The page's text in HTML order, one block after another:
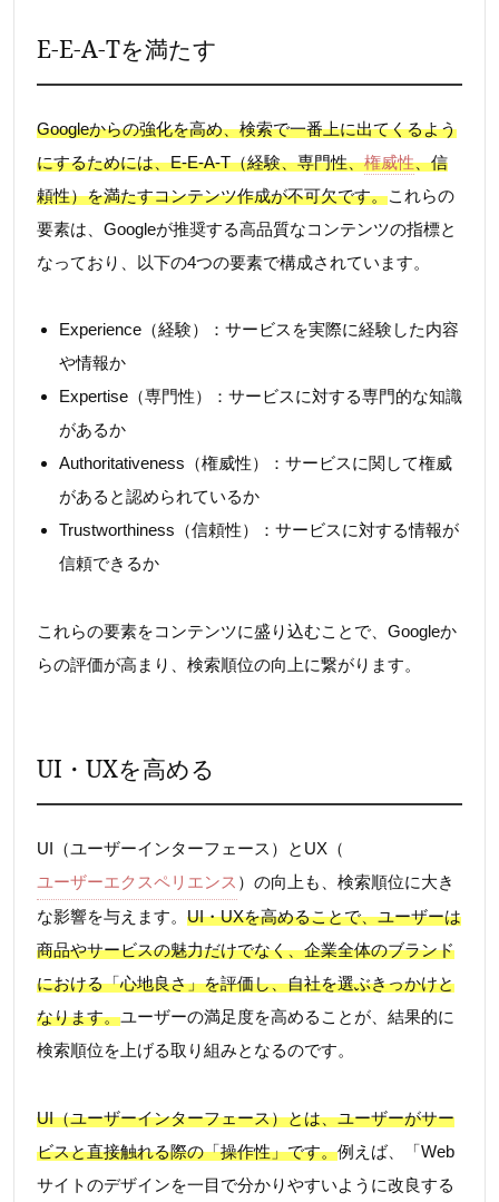
E-E-A-Tを満たす
Googleからの強化を高め、検索で一番上に出てくるよう
にするためには、E-E-A-T（経験、専門性、権威性、信
頼性）を満たすコンテンツ作成が不可欠です。これらの
要素は、Googleが推奨する高品質なコンテンツの指標と
なっており、以下の4つの要素で構成されています。
Experience（経験）：サービスを実際に経験した内容
や情報か
Expertise（専門性）：サービスに対する専門的な知識
があるか
Authoritativeness（権威性）：サービスに関して権威
があると認められているか
Trustworthiness（信頼性）：サービスに対する情報が
信頼できるか
これらの要素をコンテンツに盛り込むことで、Googleか
らの評価が高まり、検索順位の向上に繋がります。
UI・UXを高める
UI（ユーザーインターフェース）とUX（
ユーザーエクスペリエンス ）の向上も、検索順位に大き
な影響を与えます。 UI・UXを高めることで、ユーザーは
商品やサービスの魅力だけでなく、企業全体のブランド
における「心地良さ」を評価し、自社を選ぶきっかけと
なります。ユーザーの満足度を高めることが、結果的に
検索順位を上げる取り組みとなるのです。
UI（ユーザーインターフェース）とは、ユーザーがサー
ビスと直接触れる際の「操作性」です。例えば、「Web
サイトのデザインを一目で分かりやすいように改良する